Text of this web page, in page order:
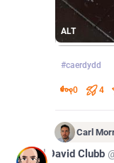
ALT
#caerdydd
0 4
Carl
Jul 9David Clubb